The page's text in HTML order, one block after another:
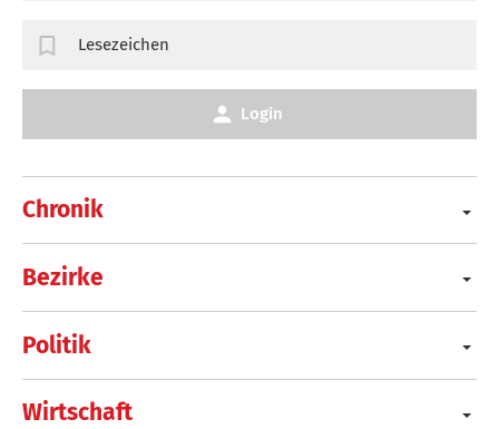
Chronik
Bezirke
Politik
Wirtschaft
Lesezeichen
Login